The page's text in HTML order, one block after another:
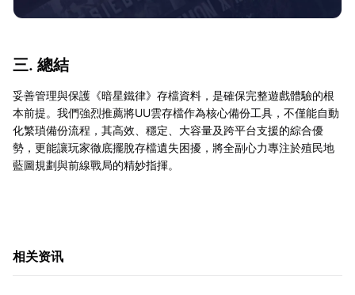
三. 總結
妥善管理與保護《暗星鐵律》存檔資料，是確保完整遊戲體驗的根
本前提。我們強烈推薦將UU雲存檔作為核心備份工具，不僅能自動
化繁瑣備份流程，其高效、穩定、大容量及跨平台支援的綜合優
勢，更能讓玩家徹底擺脫存檔遺失困擾，將全副心力專注於殖民地
藍圖規劃與前線戰局的精妙指揮。
相关资讯